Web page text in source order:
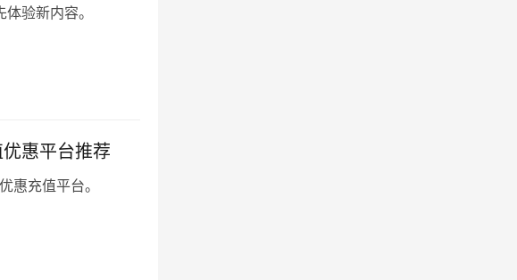
验新内容。
惠平台推荐
惠充值平台。